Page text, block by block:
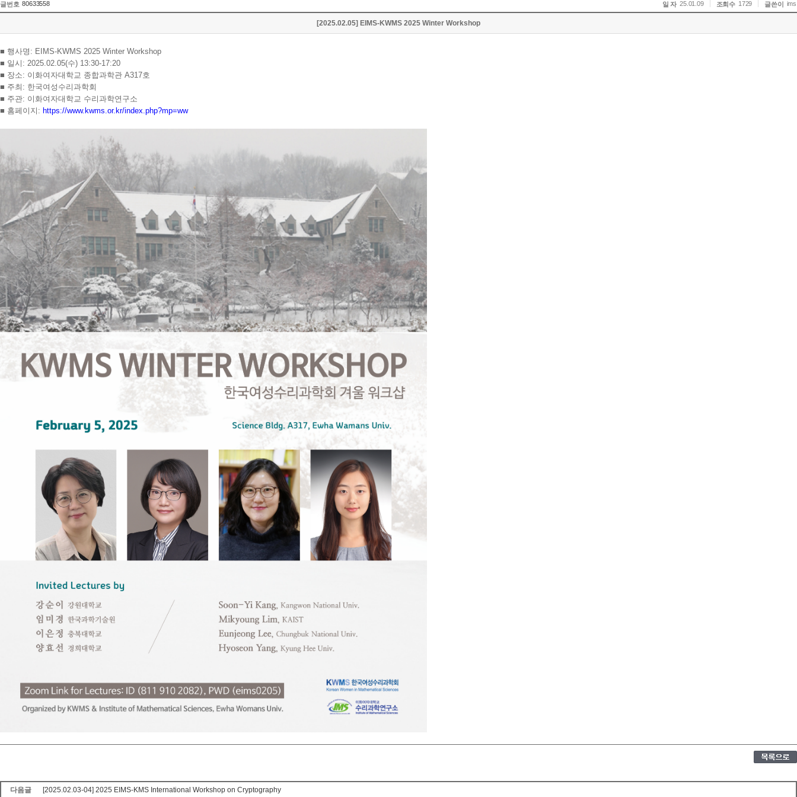
글번호 80633558 일 자 25.01.09 조회수 1729 글쓴이 ims
[2025.02.05] EIMS-KWMS 2025 Winter Workshop
■ 행사명: EIMS-KWMS 2025 Winter Workshop
■ 일시: 2025.02.05(수) 13:30-17:20
■ 장소: 이화여자대학교 종합과학관 A317호
■ 주최: 한국여성수리과학회
■ 주관: 이화여자대학교 수리과학연구소
■ 홈페이지: https://www.kwms.or.kr/index.php?mp=ww
다음글 [2025.02.03-04] 2025 EIMS-KMS International Workshop on Cryptography